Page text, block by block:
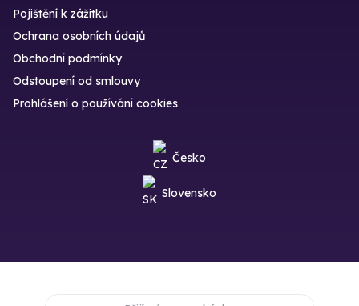
Pojištění k zážitku
Ochrana osobních údajů
Obchodní podmínky
Odstoupení od smlouvy
Prohlášení o používání cookies
Česko
Slovensko